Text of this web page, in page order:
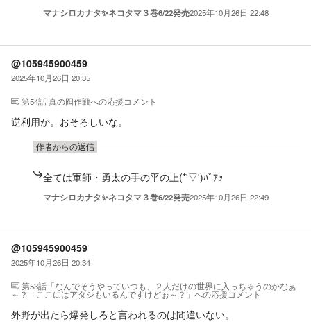
マナシロカナタ✨ネコタマ３巻6/22発売2025年10月26日 22:48
@105945900459
2025年10月26日 20:35
第54話 真の囮作戦への応援コメント
逆利用か。おそろしいな。
作者からの返信
全ては軍師・勇太の手の平の上(*'▽')ﾊﾟｱｯ
マナシロカナタ✨ネコタマ３巻6/22発売2025年10月26日 22:49
@105945900459
2025年10月26日 20:34
第53話「なんでそうやっていつも、２人だけの世界に入っちゃうのかなぁ
～？ ここにはアタシもいるんですけどぉ～？」 への応援コメント
外野が出たら爆発しろと言われるのは間違いない。